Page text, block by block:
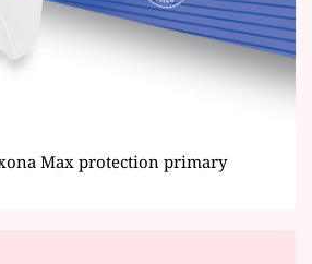
Max protection primary